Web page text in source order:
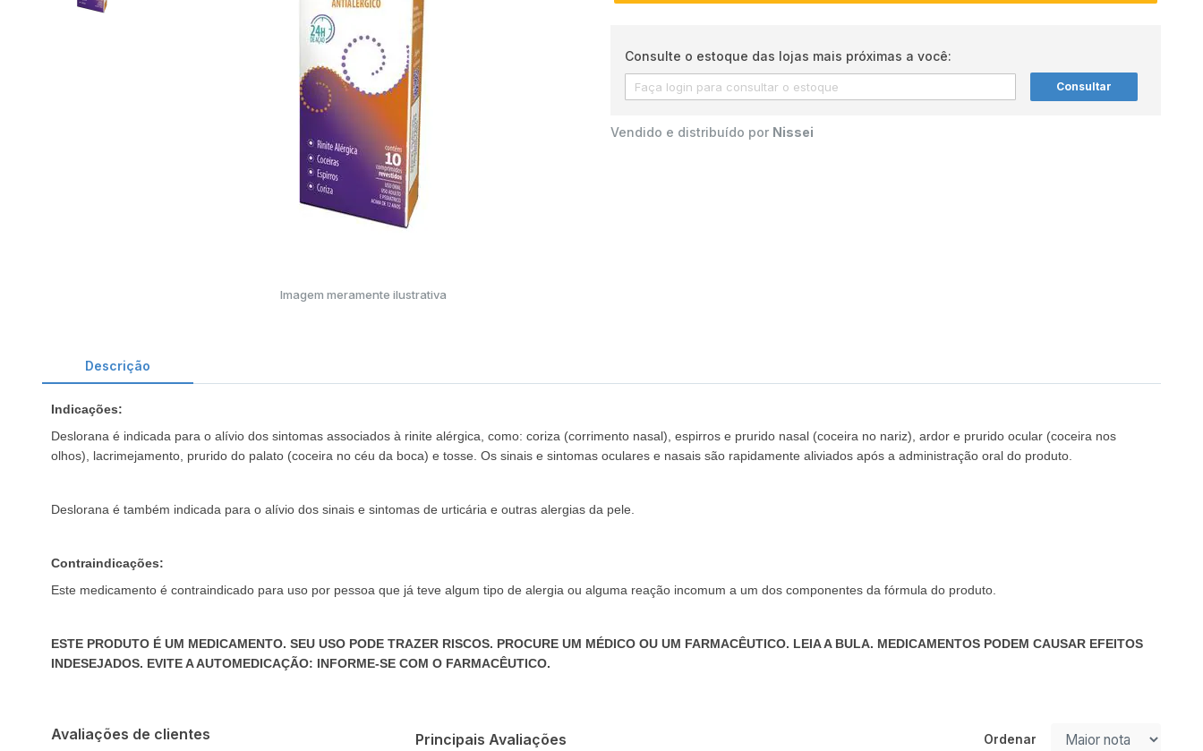
Imagem meramente ilustrativa
Consulte o estoque das lojas mais próximas a você:
Consultar
Vendido e distribuído por Nissei
Descrição
Indicações:
Deslorana é indicada para o alívio dos sintomas associados à rinite alérgica, como: coriza (corrimento nasal), espirros e prurido nasal (coceira no nariz), ardor e prurido ocular (coceira nos
olhos), lacrimejamento, prurido do palato (coceira no céu da boca) e tosse. Os sinais e sintomas oculares e nasais são rapidamente aliviados após a administração oral do produto.
Deslorana é também indicada para o alívio dos sinais e sintomas de urticária e outras alergias da pele.
Contraindicações:
Este medicamento é contraindicado para uso por pessoa que já teve algum tipo de alergia ou alguma reação incomum a um dos componentes da fórmula do produto.
ESTE PRODUTO É UM MEDICAMENTO. SEU USO PODE TRAZER RISCOS. PROCURE UM MÉDICO OU UM FARMACÊUTICO. LEIA A BULA. MEDICAMENTOS PODEM CAUSAR EFEITOS
INDESEJADOS. EVITE A AUTOMEDICAÇÃO: INFORME-SE COM O FARMACÊUTICO.
Avaliações de clientes Principais Avaliações Ordenar